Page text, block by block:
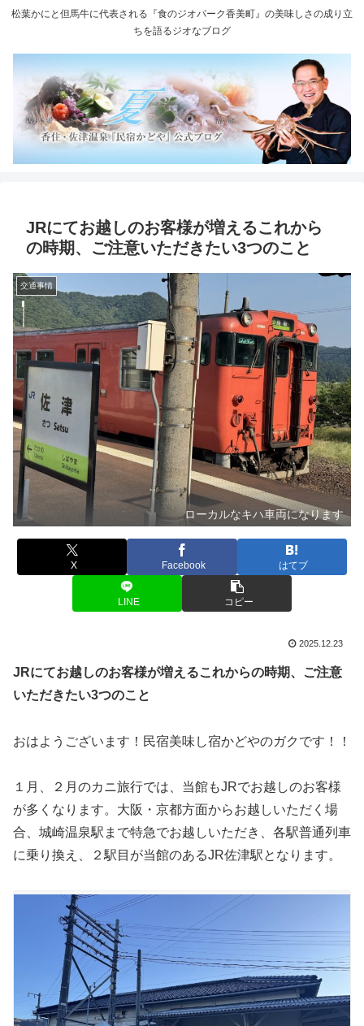
松葉かにと但馬牛に代表される『食のジオパーク香美町』の美味しさの成り立
ちを語るジオなブログ
JRにてお越しのお客様が増えるこれから
の時期、ご注意いただきたい3つのこと
交通事情
ローカルなキハ車両になります
X Facebook はてブ
LINE コピー
2025.12.23
JRにてお越しのお客様が増えるこれからの時期、ご注意
いただきたい3つのこと
おはようございます！民宿美味し宿かどやのガクです！！
１月、２月のカニ旅行では、当館もJRでお越しのお客様
が多くなります。大阪・京都方面からお越しいただく場
合、城崎温泉駅まで特急でお越しいただき、各駅普通列車
に乗り換え、２駅目が当館のあるJR佐津駅となります。